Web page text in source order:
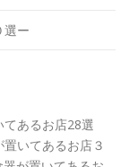
選ー
あるお店28選
いてあるお店３